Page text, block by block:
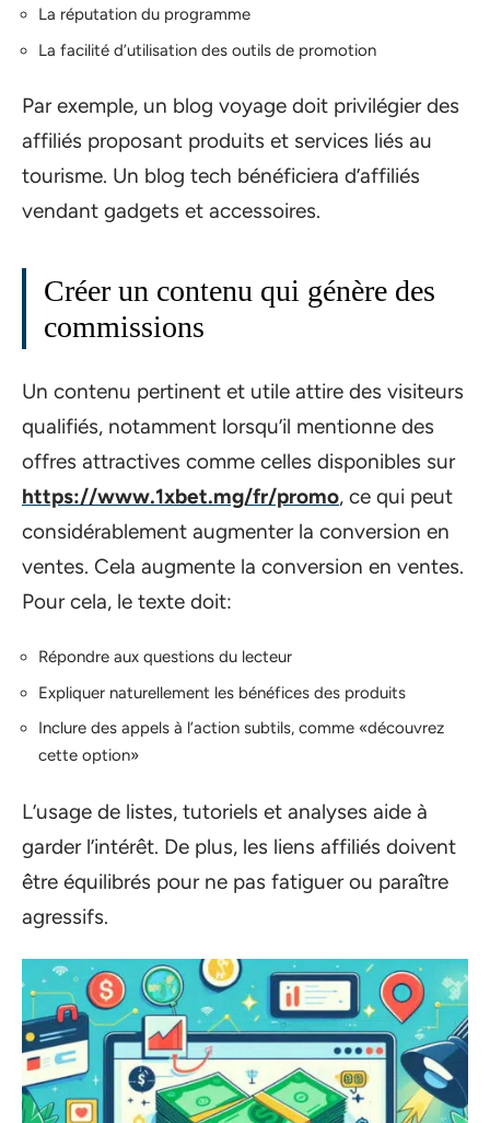
La réputation du programme
La facilité d’utilisation des outils de promotion
Par exemple, un blog voyage doit privilégier des
affiliés proposant produits et services liés au
tourisme. Un blog tech bénéficiera d’affiliés
vendant gadgets et accessoires.
Créer un contenu qui génère des
commissions
Un contenu pertinent et utile attire des visiteurs
qualifiés, notamment lorsqu’il mentionne des
offres attractives comme celles disponibles sur
https://www.1xbet.mg/fr/promo, ce qui peut
considérablement augmenter la conversion en
ventes. Cela augmente la conversion en ventes.
Pour cela, le texte doit:
Répondre aux questions du lecteur
Expliquer naturellement les bénéfices des produits
Inclure des appels à l’action subtils, comme «découvrez
cette option»
L’usage de listes, tutoriels et analyses aide à
garder l’intérêt. De plus, les liens affiliés doivent
être équilibrés pour ne pas fatiguer ou paraître
agressifs.